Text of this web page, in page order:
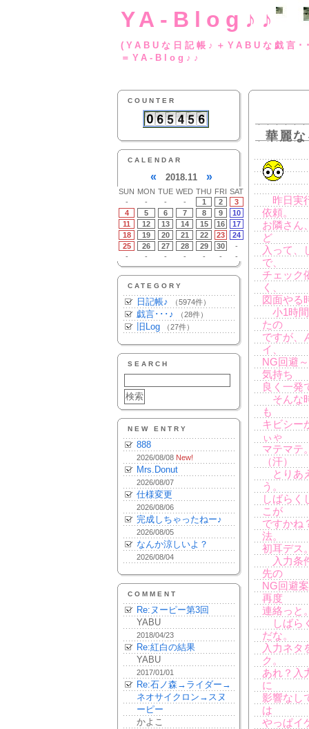
YA-Blog♪♪
(YABUな日記帳♪
＝YA-Blog♪♪
COUNTER
CALENDAR
« 2018.11 »
SUN MON TUE WED THU FRI SAT
-
- - - 1 2
3
4
5 6 7 8 9
10
11
12 13 14 15 16
17
18
19 20 21 22 23
24
25
26 27 28 29 30
-
-
- - - - - -
CATEGORY
日記帳♪ （5974件）
戯言･･･♪ （28件）
旧Log （27件）
SEARCH
NEW ENTRY
888
2026/08/08 New!
Mrs.Donut
2026/08/07
仕様変更
2026/08/06
完成しちゃったねー♪
2026/08/05
なんか涼しいよ？
2026/08/04
COMMENT
Re:ヌーピー第3回
YABU
2018/04/23
Re:紅白の結果
YABU
2017/01/01
Re:石ノ森→ライダー→
ネオサイクロン→スヌ
ーピー
かよこ
華麗
昨日実
依頼。
お隣さん
ど
入って、
で、
チェック
く、
図面やる
小1時間
たの
ですが、
イ、
NG回避
気持ち
良く一発
そんな
も
キビシー
ぃゃ
マテマテ
（汗）
とりあ
う。
しばらく
こが
ですかね
法。
初耳デス
入力条
先の
NG回避
再度
連絡っと
しばら
だな。
入力ネタ
ク。
あれ？入
に
影響なし
は
やっぱイ